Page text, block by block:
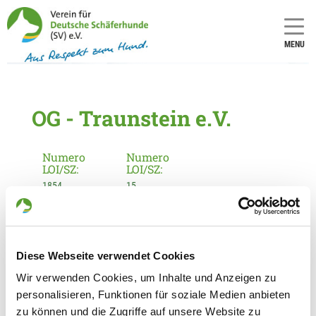
Diese Webseite verwendet Cookies
Wir verwenden Cookies, um Inhalte und Anzeigen zu
personalisieren, Funktionen für soziale Medien anbieten
zu können und die Zugriffe auf unsere Website zu
MENU
OG - Traunstein e.V.
Numero
LOI/SZ:
1854
Numero
LOI/SZ:
15
Informationen zur Ortsgruppe
Jürgen Triebler
Am Röthelbachweiher 4